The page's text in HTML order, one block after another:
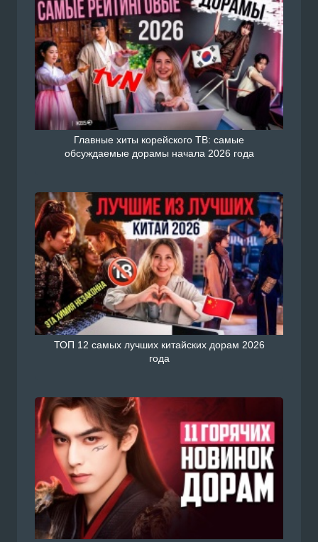
Главные хиты корейского ТВ: самые
обсуждаемые дорамы начала 2026 года
ТОП 12 самых лучших китайских дорам 2026
года